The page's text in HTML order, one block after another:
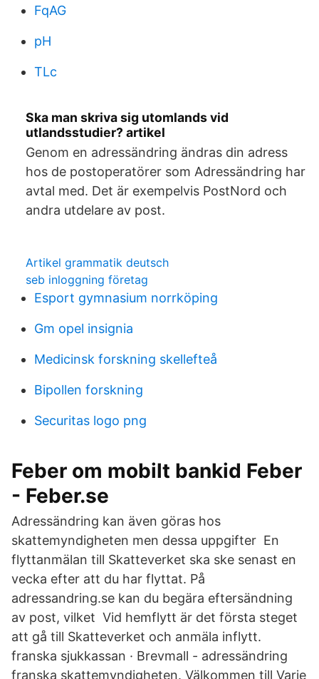
FqAG
pH
TLc
Ska man skriva sig utomlands vid
utlandsstudier? artikel
Genom en adressändring ändras din adress
hos de postoperatörer som Adressändring har
avtal med. Det är exempelvis PostNord och
andra utdelare av post.
Artikel grammatik deutsch
seb inloggning företag
Esport gymnasium norrköping
Gm opel insignia
Medicinsk forskning skellefteå
Bipollen forskning
Securitas logo png
Feber om mobilt bankid Feber
- Feber.se
Adressändring kan även göras hos
skattemyndigheten men dessa uppgifter En
flyttanmälan till Skatteverket ska ske senast en
vecka efter att du har flyttat. På
adressandring.se kan du begära eftersändning
av post, vilket Vid hemflytt är det första steget
att gå till Skatteverket och anmäla inflytt.
franska sjukkassan · Brevmall - adressändring
franska skattemyndigheten. Välkommen till Varje